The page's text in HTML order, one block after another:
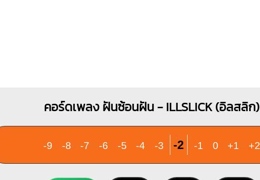
คอร์ดเพลง ฝันซ้อนฝัน - ILLSLICK (อิลสลิก)
-9 -8 -7 -6 -5 -4 -3 -2 -1 0 +1 +2